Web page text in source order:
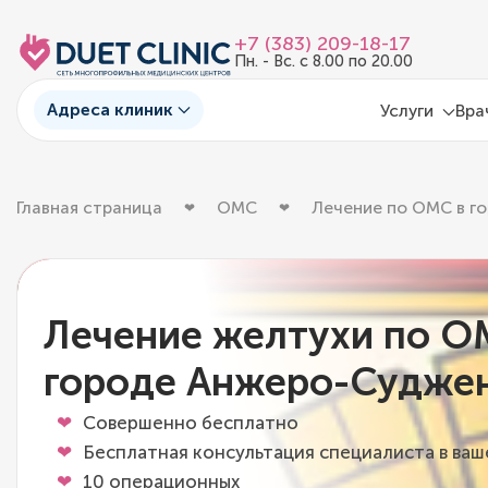
+7 (383) 209-18-17
Пн. - Вс. с 8.00 по 20.00
Адреса клиник Услуги
Главная страница ОМС Лечение по ОМС в
Лечение желтухи по
городе Анжеро-
Совершенно бесплатно
Бесплатная консультация специалиста в
10 операционных